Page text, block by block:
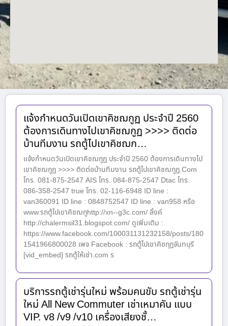
แจ้งกำหนดวันเปิดเขาคิชฌกูฏ ประจำปี 2560
ต้องการเดินทางไปเขาคิชฌกูฏ >>>> ติดต่อ
บ้านทีมงาน รถตู้ไปเขาคิชฌก…
แจ้งกำหนดวันเปิดเขาคิชฌกูฏ ประจำปี 2560 ต้องการเดินทางไป
เขาคิชฌกูฏ >>>> ติดต่อบ้านทีมงาน รถตู้ไปเขาคิชฌกูฏ.Com
โทร. 081-875-2547 AIS โทร. 084-875-2547 Dtac โทร.
086-358-2547 true โทร. 02-116-6948 ID line :
van360091 ID line : 0848752547 ID line : van958 หรือ
www.รถตู้ไปเขาคิชฌกูhttp://xn--g3c.com/ ลิ้งค์
http://chalermsil31.blogspot.com/ ดูเพิ่มเติม :
https://www.facebook.com/100031131232158/posts/180
1541966800028 เพจ Facebook : รถตู้ไปเขาคิชกุฏจันทบุรี
[vid_embed] รถตู้ให้เช่า.com ร
บริการรถตู้เช่ารุ่นใหม่ พร้อมคนขับ รถตู้เช่ารุ่น
ใหม่ All New Commuter เช่าเหมาคัน แบบ
VIP. v8 /v9 /v10 เครื่องเสียงชั้…